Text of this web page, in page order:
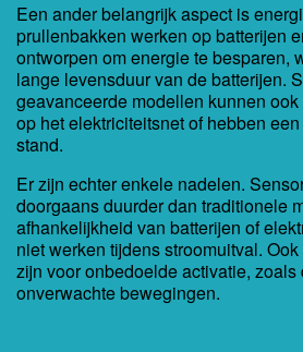
Een ander belangrijk aspect is
prullenbakken werken op batterijen
ontworpen om energie te besparen,
lange levensduur van de batterijen.
geavanceerde modellen kunnen
op het elektriciteitsnet of hebben
stand.
Er zijn echter enkele nadelen.
doorgaans duurder dan traditionele
afhankelijkheid van batterijen of
niet werken tijdens stroomuitval.
zijn voor onbedoelde activatie,
onverwachte bewegingen.